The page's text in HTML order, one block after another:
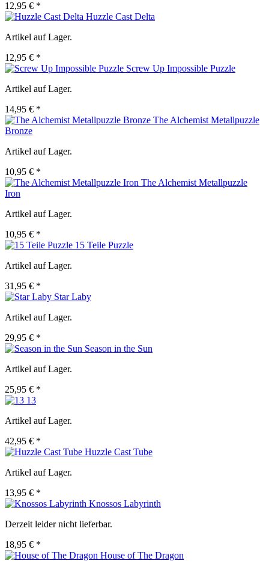
12,95 € *
Huzzle Cast Delta
Artikel auf Lager.
12,95 € *
Screw Up Impossible Puzzle
Artikel auf Lager.
14,95 € *
The Alchemist Metallpuzzle
Bronze
Artikel auf Lager.
10,95 € *
The Alchemist Metallpuzzle
Iron
Artikel auf Lager.
10,95 € *
15 Teile Puzzle
Artikel auf Lager.
31,95 € *
Star Laby
Artikel auf Lager.
29,95 € *
Season in the Sun
Artikel auf Lager.
25,95 € *
13
Artikel auf Lager.
42,95 € *
Huzzle Cast Tube
Artikel auf Lager.
13,95 € *
Knossos Labyrinth
Derzeit leider nicht lieferbar.
18,95 € *
House of The Dragon